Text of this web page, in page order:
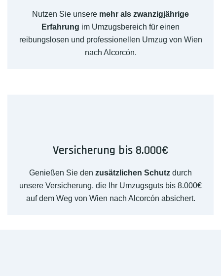
Nutzen Sie unsere mehr als zwanzigjährige
Erfahrung im Umzugsbereich für einen
reibungslosen und professionellen Umzug von Wien
nach Alcorcón.
Versicherung bis 8.000€
Genießen Sie den zusätzlichen Schutz durch
unsere Versicherung, die Ihr Umzugsguts bis 8.000€
auf dem Weg von Wien nach Alcorcón absichert.